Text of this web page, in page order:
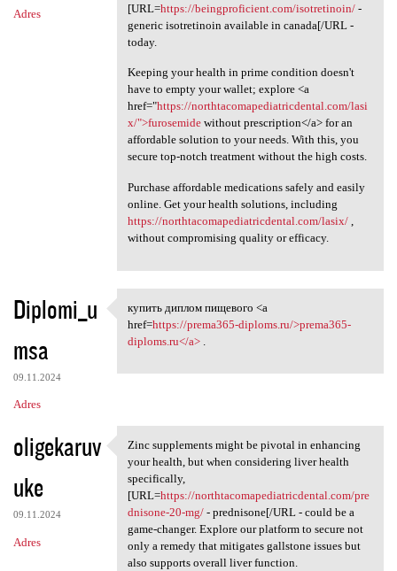
Adres
[URL=https://beingproficient.com/isotretinoin/-
generic isotretinoin available in canada[/URL -
today.
Keeping your health in prime condition doesn't
have to empty your wallet; explore <a
href="https://northtacomapediatricdental.com/lasi
x/">furosemidewithout prescription</a> for an
affordable solution to your needs. With this, you
secure top-notch treatment without the high costs.
Purchase affordable medications safely and easily
online. Get your health solutions, including
https://northtacomapediatricdental.com/lasix/,
without compromising quality or efficacy.
Diplomi_u
msa
09.11.2024
Adres
купить диплом пищевого <a
купить диплом пищевого <a
href=https://prema365-diploms.ru/>prema365-
diploms.ru</a>.
oligekaruv
uke
09.11.2024
Adres
Zinc supplements might be
Zinc supplements might be pivotal in enhancing
your health, but when considering liver health
specifically,
[URL=https://northtacomapediatricdental.com/pre
dnisone-20-mg/- prednisone[/URL - could be a
game-changer. Explore our platform to secure not
only a remedy that mitigates gallstone issues but
also supports overall liver function.